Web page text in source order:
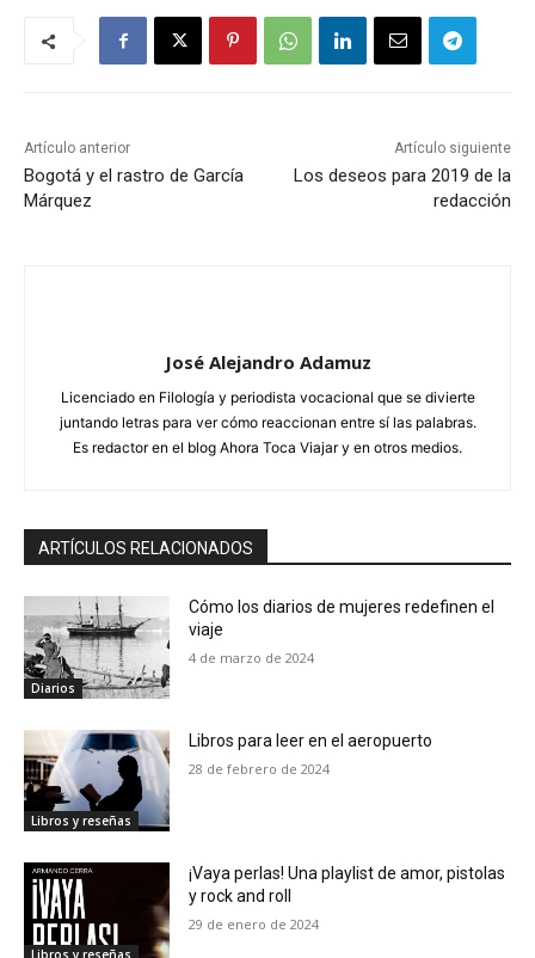
Artículo anterior
Bogotá y el rastro de García
Márquez
Artículo siguiente
Los deseos para 2019 de la
redacción
José Alejandro Adamuz
Licenciado en Filología y periodista vocacional que se divierte
juntando letras para ver cómo reaccionan entre sí las palabras.
Es redactor en el blog Ahora Toca Viajar y en otros medios.
ARTÍCULOS RELACIONADOS
Diarios
Cómo los diarios de mujeres redefinen el
viaje
4 de marzo de 2024
Libros y reseñas
Libros para leer en el aeropuerto
28 de febrero de 2024
Libros y reseñas
¡Vaya perlas! Una playlist de amor, pistolas
y rock and roll
29 de enero de 2024